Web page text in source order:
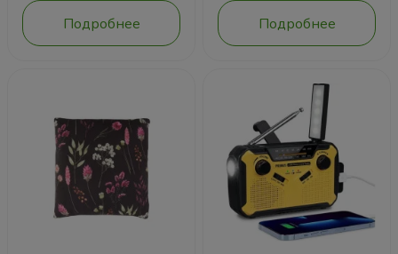
Подробнее Подробнее